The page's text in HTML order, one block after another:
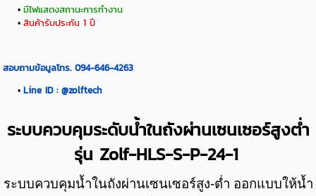
มีไฟแสดงสถานะการทำงาน
สินค้ารับประกัน 1 ปี
สอบถามข้อมูลโทร. 094-646-4263
Line ID : @zolftech
ระบบควบคุมระดับน้ำในถังผ่านเซนเซอร์สูงต่ำ
รุ่น Zolf-HLS-S-P-24-1
ระบบควบคุมน้ำในถังผ่านเซนเซอร์สูง-ต่ำ ออกแบบให้น้ำ